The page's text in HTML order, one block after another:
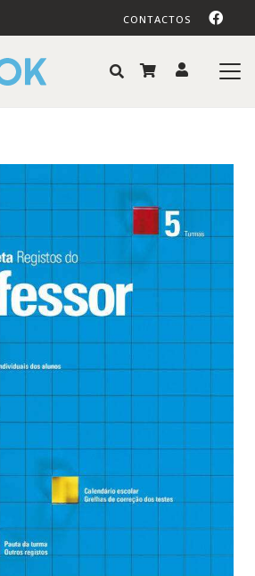
CONTACTOS